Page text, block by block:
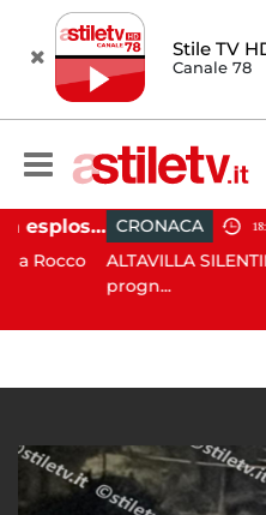
Stile TV
Canale 78
Salerno, colpi di pistola esplosi a Pastena: paura tra i residenti CRONACA 18:11
ALTAVILLA
progn...